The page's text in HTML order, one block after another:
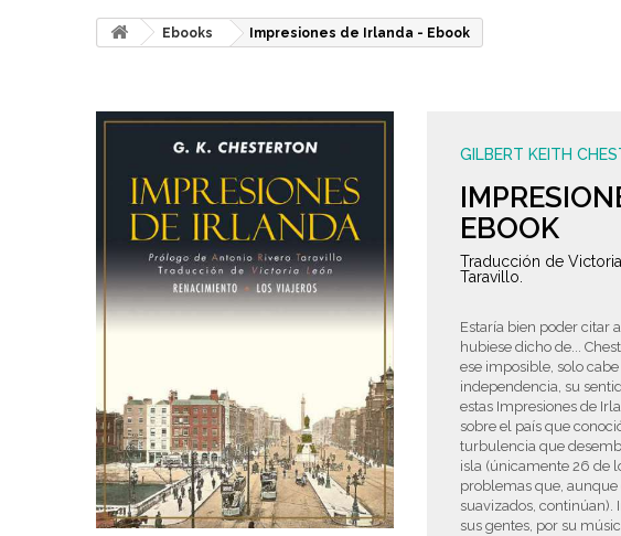
Ebooks Impresiones de Irlanda - Ebook
GILBERT KEITH
EBOOK
Traducción de
Taravillo.
Estaría bien poder citar
hubiese dicho de...
ese imposible, solo
independencia, su
estas Impresiones de
sobre el país que
turbulencia que
isla (únicamente 26 de
problemas que,
suavizados, continúan).
sus gentes, por su